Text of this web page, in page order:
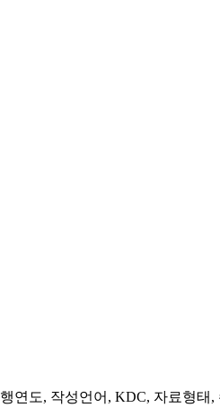
연도, 작성언어, KDC, 자료형태